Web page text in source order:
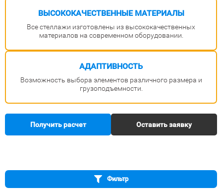
ВЫСОКОКАЧЕСТВЕННЫЕМАТЕРИАЛЫ
Все стеллажи изготовлены из высококачественных
материалов на современном оборудовании.
АДАПТИВНОСТЬ
Возможность выбора элементов различного размера и
грузоподъемности.
Получить расчет Оставить заявку
Фильтр